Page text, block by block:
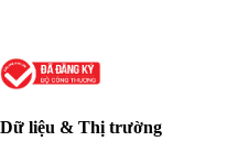
Dữ liệu & Thị trường